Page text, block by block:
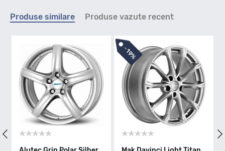
Produse similare Produse vazute recent
-
19% -
1%